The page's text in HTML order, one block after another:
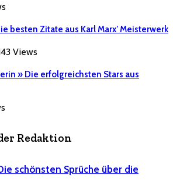
besten Zitate aus Karl Marx’ Meisterwerk
Views
» Die erfolgreichsten Stars aus
Redaktion
schönsten Sprüche über die